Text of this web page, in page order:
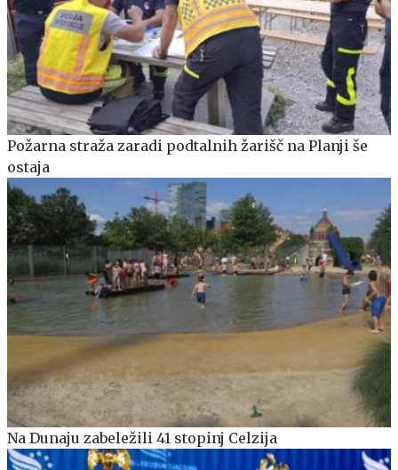
Požarna straža zaradi podtalnih žarišč na Planji še
ostaja
Na Dunaju zabeležili 41 stopinj Celzija